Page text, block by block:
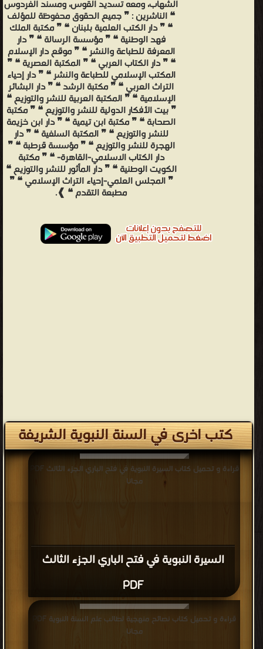
الشهاب، ومعه تسديد القوس، ومسند الفردوس
❝ الناشرين : ❞ جميع الحقوق محفوظة للمؤلف
❝ ❞ دار الكتب العلمية بلبنان ❝ ❞ مكتبة الملك
فهد الوطنية ❝ ❞ مؤسسة الرسالة ❝ ❞ دار
المعرفة للطباعة والنشر ❝ ❞ موقع دار الإسلام
❝ ❞ دار الكتاب العربي ❝ ❞ المكتبة العصرية ❝ ❞
المكتب الإسلامي للطباعة والنشر ❝ ❞ دار إحياء
التراث العربي ❝ ❞ مكتبة الرشد ❝ ❞ دار البشائر
الإسلامية ❝ ❞ المكتبة العربية للنشر والتوزيع ❝
❞ بيت الأفكار الدولية للنشر والتوزيع ❝ ❞ مكتبة
الصحابة ❝ ❞ مكتبة ابن تيمية ❝ ❞ دار ابن خزيمة
للنشر والتوزيع ❝ ❞ المكتبة السلفية ❝ ❞ دار
الهجرة للنشر والتوزيع ❝ ❞ مؤسسة قرطبة ❝ ❞
دار الكتاب الاسلامي-القاهرة- ❝ ❞ مكتبة
الكويت الوطنية ❝ ❞ دار المأثور للنشر والتوزيع ❝
❞ المجلس العلمي-إحياء التراث الإسلامي ❝ ❞
مطبعة التقدم ❝ ❱.
كتب اخرى في السنة النبوية الشريفة
السيرة النبوية في فتح الباري الجزء الثالث
PDF
قراءة و تحميل كتاب السيرة النبوية في فتح الباري الجزء الثالث PDF
مجانا
قراءة و تحميل كتاب نصائح منهجية لطالب علم السنة النبوية PDF
مجانا